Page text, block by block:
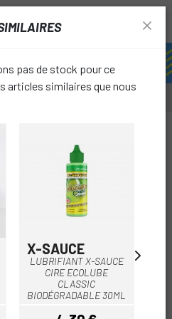
pas de stock pour ce
articles similaires que nous
X-SAUCE
LUBRIFIANT X-SAUCE
CIRE ECOLUBE
CLASSIC
BIODÉGRADABLE 30ML